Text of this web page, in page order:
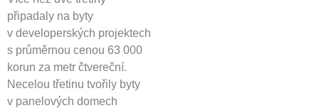
připadaly na byty
v developerských projektech
s průměrnou cenou 63 000
korun za metr čtvereční.
Necelou třetinu tvořily byty
v panelových domech